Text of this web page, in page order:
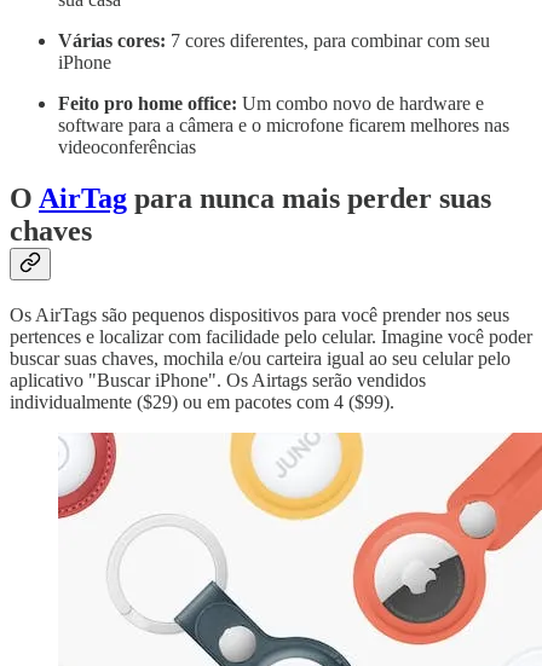
Várias cores: 7 cores diferentes, para combinar com seu
iPhone
Feito pro home office: Um combo novo de hardware e
software para a câmera e o microfone ficarem melhores nas
videoconferências
O AirTag para nunca mais perder suas
chaves
Os AirTags são pequenos dispositivos para você prender nos seus
pertences e localizar com facilidade pelo celular. Imagine você poder
buscar suas chaves, mochila e/ou carteira igual ao seu celular pelo
aplicativo "Buscar iPhone". Os Airtags serão vendidos
individualmente ($29) ou em pacotes com 4 ($99).